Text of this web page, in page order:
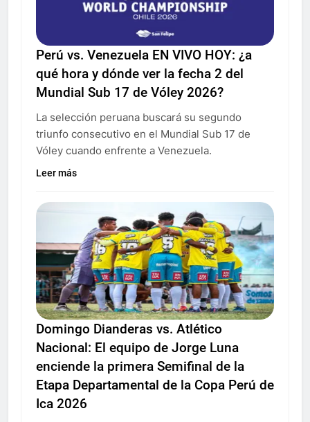
Perú vs. Venezuela EN VIVO HOY: ¿a
qué hora y dónde ver la fecha 2 del
Mundial Sub 17 de Vóley 2026?
La selección peruana buscará su segundo
triunfo consecutivo en el Mundial Sub 17 de
Vóley cuando enfrente a Venezuela.
Leer más
Domingo Dianderas vs. Atlético
Nacional: El equipo de Jorge Luna
enciende la primera Semifinal de la
Etapa Departamental de la Copa Perú de
Ica 2026